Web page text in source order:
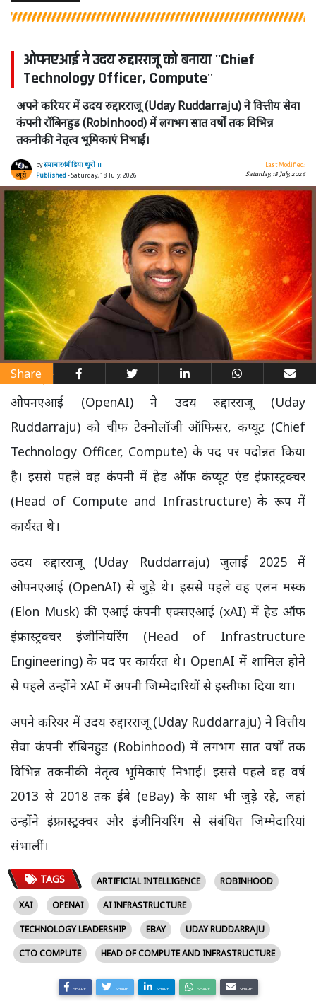
ओपनएआई ने उदय रुद्दारराजू को बनाया ''Chief
Technology Officer, Compute''
अपने करियर में उदय रुद्दारराजू (Uday Ruddarraju) ने वित्तीय सेवा
कंपनी रॉबिनहुड (Robinhood) में लगभग सात वर्षों तक विभिन्न
तकनीकी नेतृत्व भूमिकाएं निभाईं।
byसमाचार4मीडिया ब्यूरो ।।
Published - Saturday, 18 July, 2026
Last Modified:
Saturday, 18 July, 2026
Share
ओपनएआई (OpenAI) ने उदय रुद्दारराजू (Uday
Ruddarraju) को चीफ टेक्नोलॉजी ऑफिसर, कंप्यूट (Chief
Technology Officer, Compute) के पद पर पदोन्नत किया
है। इससे पहले वह कंपनी में हेड ऑफ कंप्यूट एंड इंफ्रास्ट्रक्चर
(Head of Compute and Infrastructure) के रूप में
कार्यरत थे।
उदय रुद्दारराजू (Uday Ruddarraju) जुलाई 2025 में
ओपनएआई (OpenAI) से जुड़े थे। इससे पहले वह एलन मस्क
(Elon Musk) की एआई कंपनी एक्सएआई (xAI) में हेड ऑफ
इंफ्रास्ट्रक्चर इंजीनियरिंग (Head of Infrastructure
Engineering) के पद पर कार्यरत थे। OpenAI में शामिल होने
से पहले उन्होंने xAI में अपनी जिम्मेदारियों से इस्तीफा दिया था।
अपने करियर में उदय रुद्दारराजू (Uday Ruddarraju) ने वित्तीय
सेवा कंपनी रॉबिनहुड (Robinhood) में लगभग सात वर्षों तक
विभिन्न तकनीकी नेतृत्व भूमिकाएं निभाईं। इससे पहले वह वर्ष
2013 से 2018 तक ईबे (eBay) के साथ भी जुड़े रहे, जहां
उन्होंने इंफ्रास्ट्रक्चर और इंजीनियरिंग से संबंधित जिम्मेदारियां
संभालीं।
TAGS ARTIFICIAL INTELLIGENCE
ROBINHOOD
XAI
OPENAI
AI INFRASTRUCTURE
TECHNOLOGY LEADERSHIP
EBAY
UDAY RUDDARRAJU
CTO COMPUTE
HEAD OF COMPUTE AND INFRASTRUCTURE
SHARE SHARE SHARE SHARE SHARE